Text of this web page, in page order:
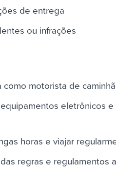
de entrega
ou infrações
como motorista de
eletrônicos e
horas e viajar
regras e regulamentos